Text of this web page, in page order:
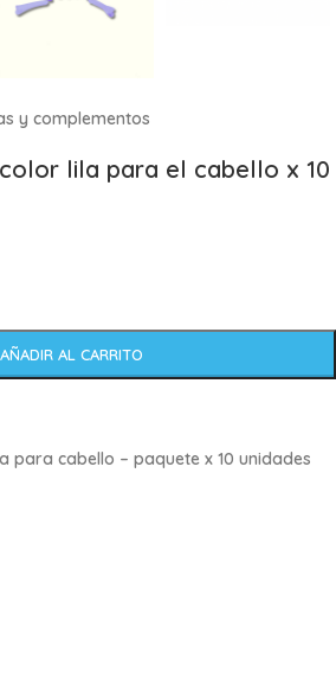
y complementos
lila para el cabello x 10
AÑADIR AL CARRITO
para cabello – paquete x 10 unidades